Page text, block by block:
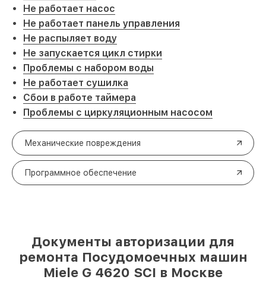
Не работает насос
Не работает панель управления
Не распыляет воду
Не запускается цикл стирки
Проблемы с набором воды
Не работает сушилка
Сбои в работе таймера
Проблемы с циркуляционным насосом
Механические повреждения
Программное обеспечение
Документы авторизации для
ремонта Посудомоечных машин
Miele G 4620 SCI в Москве